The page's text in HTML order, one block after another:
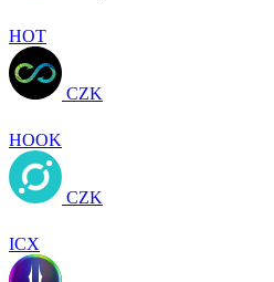
HOT
CZK
HOOK
CZK
ICX